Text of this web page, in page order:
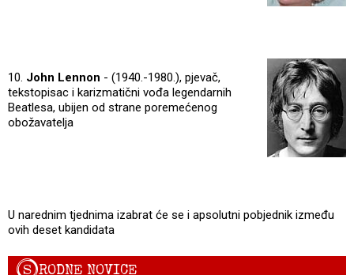
10. John Lennon - (1940.-1980.), pjevač,
tekstopisac i karizmatični vođa legendarnih
Beatlesa, ubijen od strane poremećenog
obožavatelja
U narednim tjednima izabrat će se i apsolutni pobjednik između
ovih deset kandidata
SRODNE NOVICE